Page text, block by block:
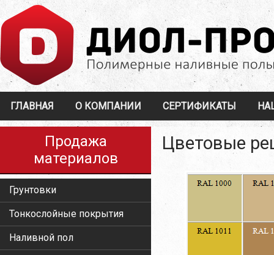
ГЛАВНАЯ О КОМПАНИИ СЕРТИФИКАТЫ
Продажа
материалов
Грунтовки
Тонкослойные покрытия
Наливной пол
Цветовые